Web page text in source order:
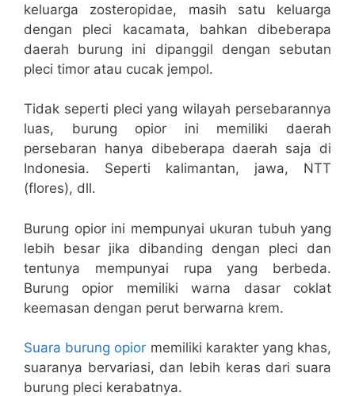
keluarga zosteropidae, masih satu keluarga
dengan pleci kacamata, bahkan dibeberapa
daerah burung ini dipanggil dengan sebutan
pleci timor atau cucak jempol.
Tidak seperti pleci yang wilayah persebarannya
luas, burung opior ini memiliki daerah
persebaran hanya dibeberapa daerah saja di
Indonesia. Seperti kalimantan, jawa, NTT
(flores), dll.
Burung opior ini mempunyai ukuran tubuh yang
lebih besar jika dibanding dengan pleci dan
tentunya mempunyai rupa yang berbeda.
Burung opior memiliki warna dasar coklat
keemasan dengan perut berwarna krem.
Suara burung opior memiliki karakter yang khas,
suaranya bervariasi, dan lebih keras dari suara
burung pleci kerabatnya.